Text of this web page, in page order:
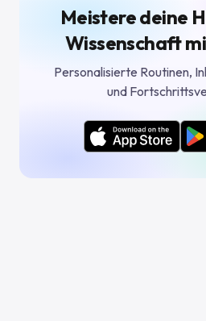
Meistere deine
Wissenschaft
Personalisierte Routinen,
und